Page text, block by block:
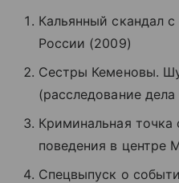
Кальянный скандал
России (2009)
Сестры Кеменовы.
(расследование
Криминальная точка
поведения в центре
Спецвыпуск о